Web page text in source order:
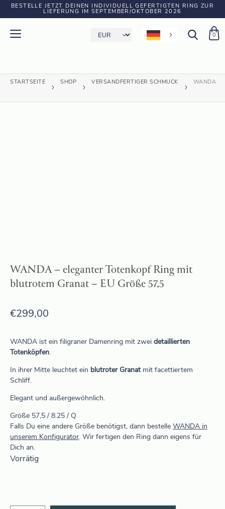
BESTELLE JETZT DEINEN INDIVIDUELL GEFERTIGTEN RING ZUR
LIEFERUNG IM SEPTEMBER/OKTOBER 2026
0
STARTSEITE SHOP VERSANDFERTIGER SCHMUCK WANDA –
WANDA – eleganter Totenkopf Ring mit
blutrotem Granat – EU Größe 57,5
€299,00
WANDA ist ein filigraner Damenring mit zwei detaillierten
Totenköpfen.
In ihrer Mitte leuchtet ein blutroter Granatmit facettiertem
Schliff.
Elegant und außergewöhnlich.
Größe 57,5 / 8.25 / Q
Falls Du eine andere Größe benötigst, dann bestelle WANDA in
unserem Konfigurator. Wir fertigen den Ring dann eigens für
Dich an.
Vorrätig